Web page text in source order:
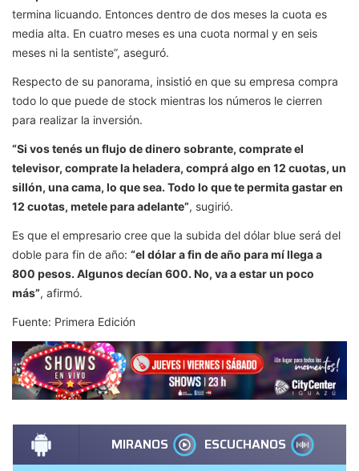
termina licuando. Entonces dentro de dos meses la cuota es
media alta. En cuatro meses es una cuota normal y en seis
meses ni la sentiste”, aseguró.
Respecto de su panorama, insistió en que su empresa compra
todo lo que puede de stock mientras los números le cierren
para realizar la inversión.
“Si vos tenés un flujo de dinero sobrante, comprate el
televisor, comprate la heladera, comprá algo en 12 cuotas, un
sillón, una cama, lo que sea. Todo lo que te permita gastar en
12 cuotas, metele para adelante”, sugirió.
Es que el empresario cree que la subida del dólar blue será del
doble para fin de año: “el dólar a fin de año para mí llega a
800 pesos. Algunos decían 600. No, va a estar un poco
más”, afirmó.
Fuente: Primera Edición